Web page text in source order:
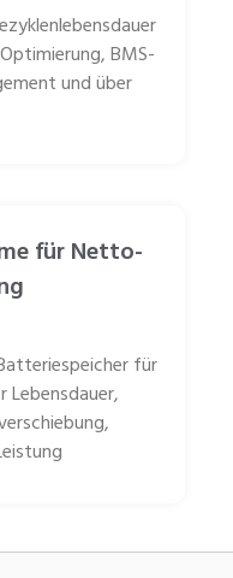
BMS-
und über
für Netto-
für